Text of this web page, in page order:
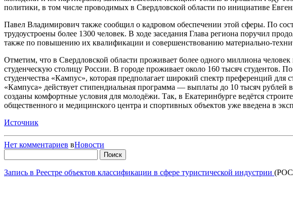
политики, в том числе проводимых в Свердловской области по инициативе
Павел Владимирович также сообщил о кадровом обеспечении этой сферы. По
трудоустроены более 1300 человек. В ходе заседания Глава региона поручил
также по повышению их квалификации и совершенствованию материально-
Отметим, что в Свердловской области проживает более одного миллиона
студенческую столицу России. В городе проживает около 160 тысяч студентов.
студенчества «Кампус», которая предполагает широкий спектр преференций для
«Кампуса» действует стипендиальная программа — выплаты до 10 тысяч рублей
созданы комфортные условия для молодёжи. Так, в Екатеринбурге ведётся
общественного и медицинского центра и спортивных объектов уже введена в
Источник
Нет комментариев вНовости
Запись в Реестре объектов классификации в сфере туристической индустрии